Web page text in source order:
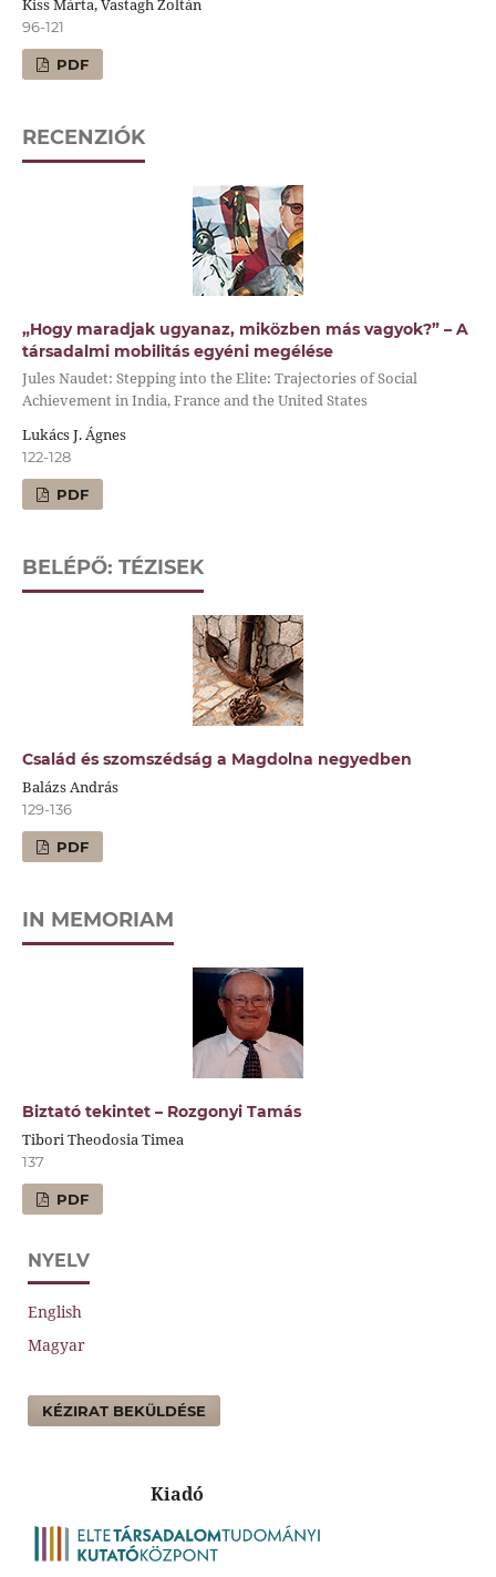
Kiss Márta, Vastagh Zoltán
96-121
PDF
RECENZIÓK
„Hogy maradjak ugyanaz, miközben más vagyok?” – A
társadalmi mobilitás egyéni megélése
Jules Naudet: Stepping into the Elite: Trajectories of Social
Achievement in India, France and the United States
Lukács J. Ágnes
122-128
PDF
BELÉPŐ: TÉZISEK
Család és szomszédság a Magdolna negyedben
Balázs András
129-136
PDF
IN MEMORIAM
Biztató tekintet – Rozgonyi Tamás
Tibori Theodosia Timea
137
PDF
NYELV
English
Magyar
KÉZIRAT BEKÜLDÉSE
Kiadó